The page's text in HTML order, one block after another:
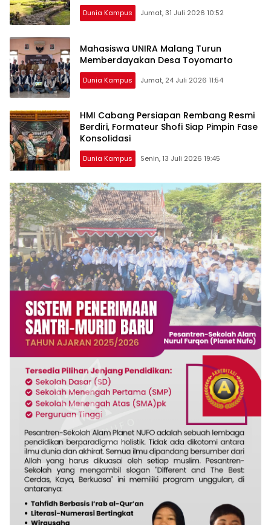
Dunia Kampus Jumat, 31 Juli 2026 10:52
Mahasiswa UNIRA Malang Turun
Memberdayakan Desa Toyomarto
Dunia Kampus Jumat, 24 Juli 2026 11:54
HMI Cabang Persiapan Rembang Resmi
Berdiri, Formateur Shofi Siap Pimpin Fase
Konsolidasi
Dunia Kampus Senin, 13 Juli 2026 19:45